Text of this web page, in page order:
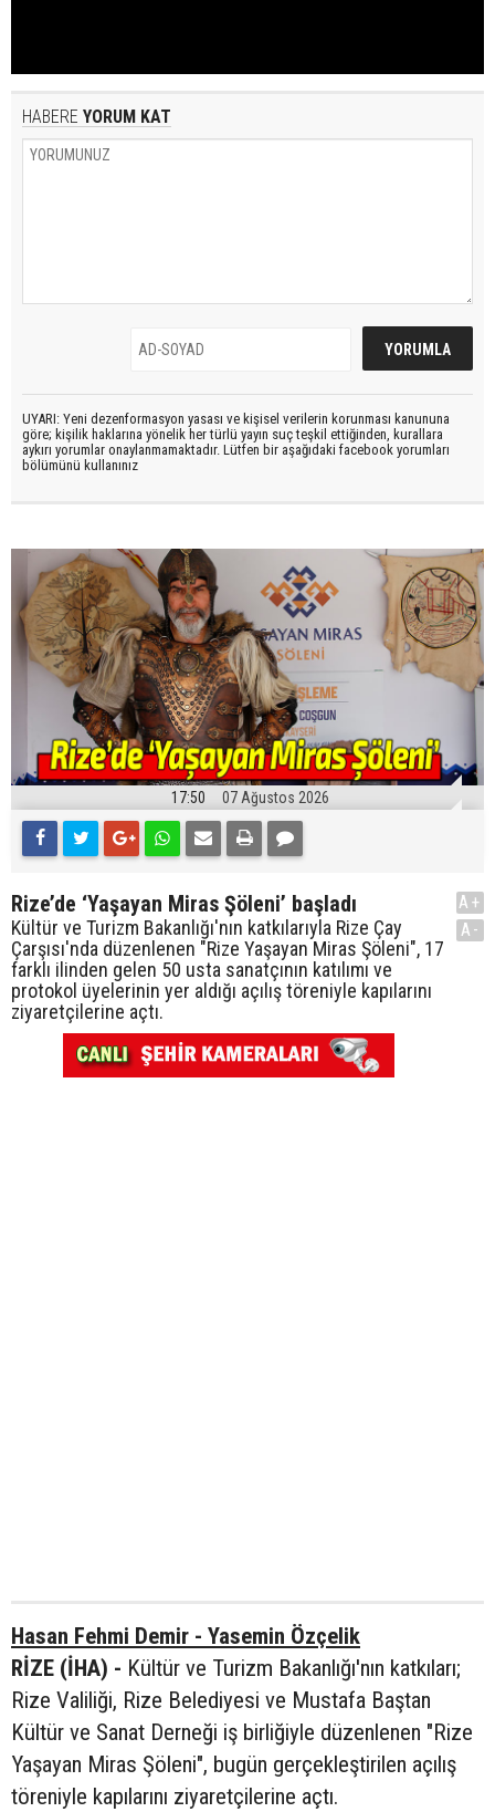
HABERE YORUM KAT
UYARI: Yeni dezenformasyon yasası ve kişisel verilerin korunması kanununa
göre; kişilik haklarına yönelik her türlü yayın suç teşkil ettiğinden, kurallara
aykırı yorumlar onaylanmamaktadır. Lütfen bir aşağıdaki facebook yorumları
bölümünü kullanınız
17:50 07 Ağustos 2026
Rize’de ‘Yaşayan Miras Şöleni’ başladı
Kültür ve Turizm Bakanlığı'nın katkılarıyla Rize Çay
Çarşısı'nda düzenlenen "Rize Yaşayan Miras Şöleni", 17
farklı ilinden gelen 50 usta sanatçının katılımı ve
protokol üyelerinin yer aldığı açılış töreniyle kapılarını
ziyaretçilerine açtı.
A+
A-
Hasan Fehmi Demir - Yasemin Özçelik
RİZE (İHA) - Kültür ve Turizm Bakanlığı'nın katkıları;
Rize Valiliği, Rize Belediyesi ve Mustafa Baştan
Kültür ve Sanat Derneği iş birliğiyle düzenlenen "Rize
Yaşayan Miras Şöleni", bugün gerçekleştirilen açılış
töreniyle kapılarını ziyaretçilerine açtı.